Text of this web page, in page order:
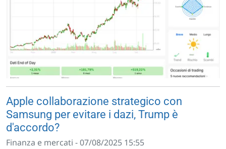
Apple collaborazione strategico con
Samsung per evitare i dazi, Trump è
d'accordo?
Finanza e mercati - 07/08/2025 15:55